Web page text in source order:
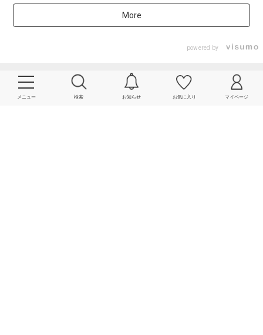
メニュー 検索 お知らせ お気に入り マイページ
More
powered by